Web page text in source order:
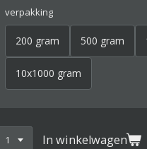
verpakking
200 gram 500 gram
10x1000 gram
In winkelwagen